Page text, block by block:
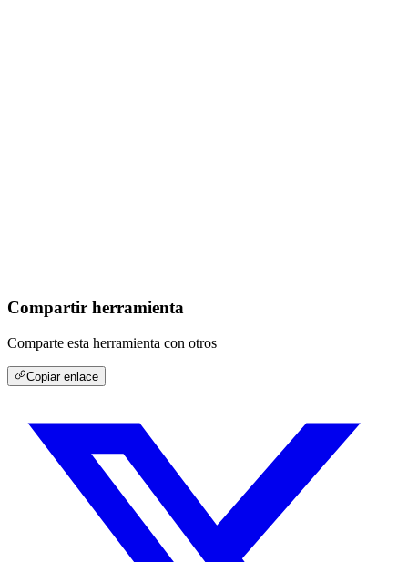
Compartir herramienta
Comparte esta herramienta con otros
Copiar enlace